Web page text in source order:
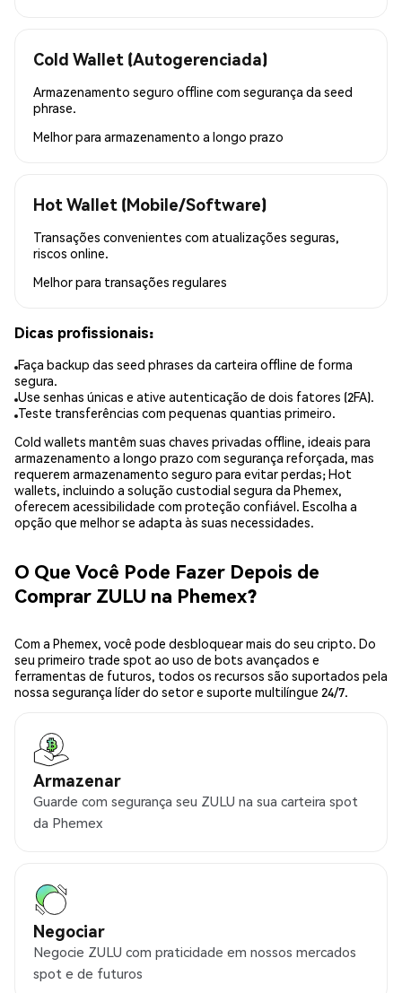
Cold Wallet (Autogerenciada)
Armazenamento seguro offline com segurança da seed
phrase.
Melhor para armazenamento a longo prazo
Hot Wallet (Mobile/Software)
Transações convenientes com atualizações seguras,
riscos online.
Melhor para transações regulares
Dicas profissionais:
Faça backup das seed phrases da carteira offline de forma
segura.
Use senhas únicas e ative autenticação de dois fatores (2FA).
Teste transferências com pequenas quantias primeiro.
Cold wallets mantêm suas chaves privadas offline, ideais para
armazenamento a longo prazo com segurança reforçada, mas
requerem armazenamento seguro para evitar perdas; Hot
wallets, incluindo a solução custodial segura da Phemex,
oferecem acessibilidade com proteção confiável. Escolha a
opção que melhor se adapta às suas necessidades.
O Que Você Pode Fazer Depois de
Comprar ZULU na Phemex?
Com a Phemex, você pode desbloquear mais do seu cripto. Do
seu primeiro trade spot ao uso de bots avançados e
ferramentas de futuros, todos os recursos são suportados pela
nossa segurança líder do setor e suporte multilíngue 24/7.
Armazenar
Guarde com segurança seu ZULU na sua carteira spot
da Phemex
Negociar
Negocie ZULU com praticidade em nossos mercados
spot e de futuros